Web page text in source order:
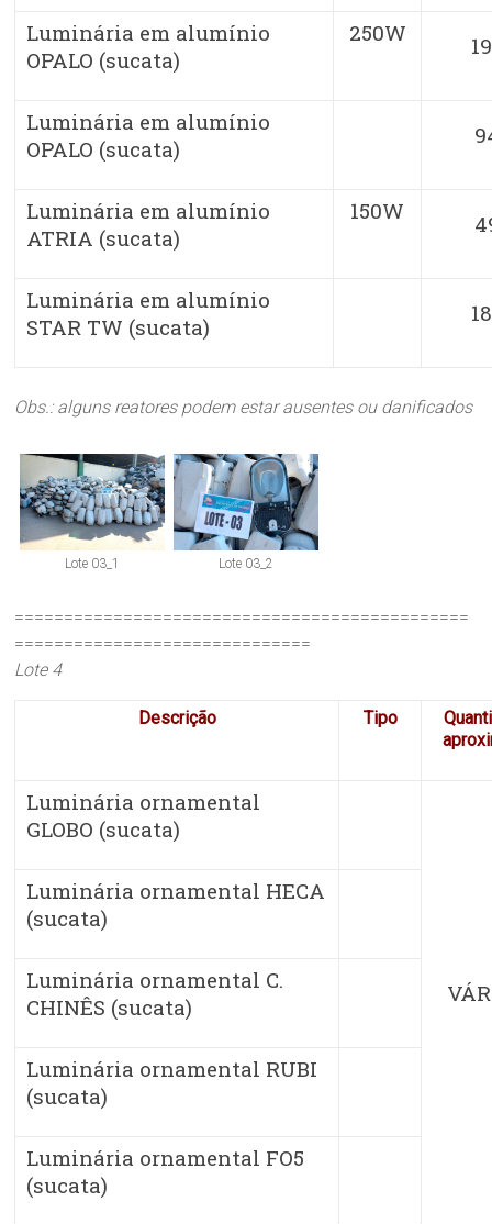
Luminária em alumínio
OPALO (sucata)
250W
Luminária em alumínio
OPALO (sucata)
Luminária em alumínio
ATRIA (sucata)
150W
Luminária em alumínio
STAR TW (sucata)
Obs.: alguns reatores podem estar ausentes ou danificados
Lote 03_1 Lote 03_2
==============================================
==============================
Lote 4
Descrição Tipo
Luminária ornamental
GLOBO (sucata)
Luminária ornamental HECA
(sucata)
Luminária ornamental C.
CHINÊS (sucata)
Luminária ornamental RUBI
(sucata)
Luminária ornamental FO5
(sucata)